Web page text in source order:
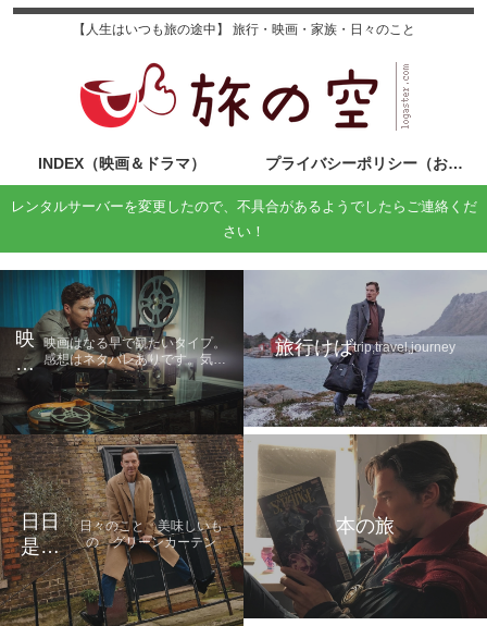
【人生はいつも旅の途中】 旅行・映画・家族・日々のこと
INDEX（映画＆ドラマ） プライバシーポリシー（お問い合わせ）
レンタルサーバーを変更したので、不具合があるようでしたらご連絡くだ
さい！
映
画
の
旅
映画はなる早で観たいタイプ。
感想はネタバレありです。気に
なる方は鑑賞後に読んでくださ
い。
旅行けばtrip,travel,journey
日日
是好
日
日々のこと 美味しいも
の グリーンカーテン
本の旅